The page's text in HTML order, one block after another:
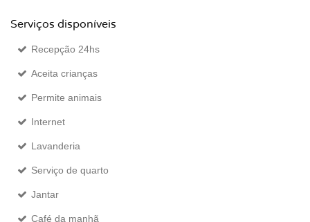
Serviços disponíveis
Recepção 24hs
Aceita crianças
Permite animais
Internet
Lavanderia
Serviço de quarto
Jantar
Café da manhã